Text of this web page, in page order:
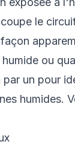
le
ou
un pour
humides.